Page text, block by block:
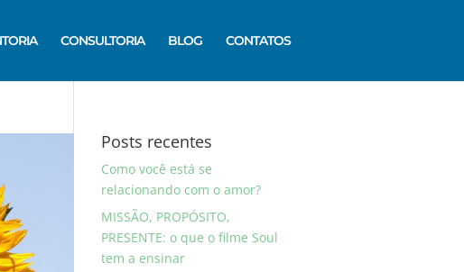
CONSULTORIA BLOG CONTATOS
Posts recentes
Como você está se
relacionando com o amor?
MISSÃO, PROPÓSITO,
PRESENTE: o que o filme Soul
tem a ensinar